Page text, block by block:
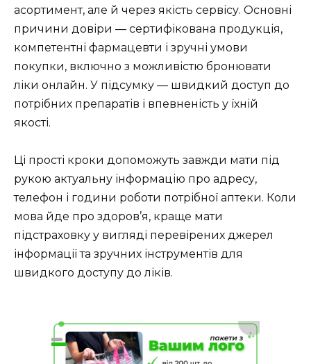
асортимент, але й через якість сервісу. Основні
причини довіри — сертифікована продукція,
компетентні фармацевти і зручні умови
покупки, включно з можливістю бронювати
ліки онлайн. У підсумку — швидкий доступ до
потрібних препаратів і впевненість у їхній
якості.
Ці прості кроки допоможуть завжди мати під
рукою актуальну інформацію про адресу,
телефон і години роботи потрібної аптеки. Коли
мова йде про здоров’я, краще мати
підстраховку у вигляді перевірених джерел
інформації та зручних інструментів для
швидкого доступу до ліків.